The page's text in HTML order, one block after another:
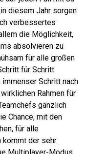
diesem Jahr sorgen
verbessertes
die Möglichkeit,
absolvieren zu
für alle großen
für Schritt
Schritt nach
Rahmen für
gänzlich
Chance, mit den
für alle
kommt der sehr